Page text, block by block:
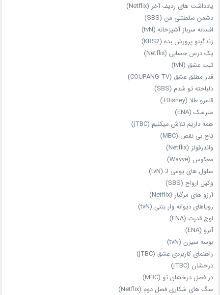
یادداشت‌ های ردیف آخر (Netflix)
دشمن سلطنتی من (SBS)
افسانه سرباز آشپزخانه (tvN)
زندگیتو پرورش بده (KBS2)
یک درس حسابی (Netflix)
ثبت عشق (tvN)
قدر مطلق عشق (COUPANG TV)
دلباخته تو شدم (SBS)
قلمرو طلا (Disney+)
مترسک (ENA)
همه داریم تلاش میکنیم (jTBC)
تاج بی‌ نقص (MBC)
واندرفولز (Netflix)
معکوس (Wavve)
سلول های یومی 3 (tvN)
وکیل ارواح (SBS)
آرزو های مرگبار (Netflix)
رویاهای دیوانه‌ وار بتنی (tvN)
اوج قدرت (ENA)
آبرو (ENA)
بوسه سیرن (tvN)
راهنمای کاربردی عشق (jTBC)
درخشان (jTBC)
در فصل درخشان تو (MBC)
سگ های شکاری فصل دوم (Netflix)